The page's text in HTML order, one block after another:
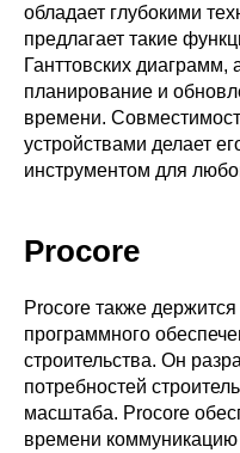
обладает глубокими
предлагает такие
Ганттовских диаграмм,
планирование и
времени.
устройствами делает
инструментом для
Procore
Prоcore также
программного
строительства. Он
потребностей
масштаба. Procore
времени